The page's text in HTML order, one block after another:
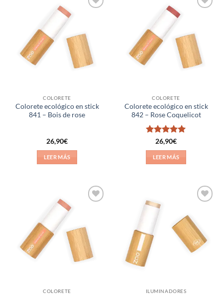
deseos
COLORETE
Colorete ecológico en stick
841 – Bois de rose
26,90€
LEER MÁS
deseos
COLORETE
Colorete ecológico en stick
842 – Rose Coquelicot
Valorado
con5de 5
26,90€
LEER MÁS
deseos
COLORETE
lista de
deseos
ILUMINADORES